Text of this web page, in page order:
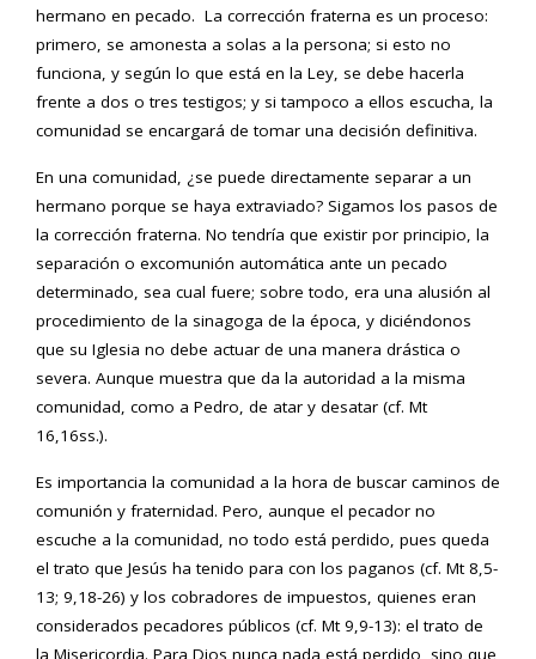
hermano en pecado. La corrección fraterna es un proceso:
primero, se amonesta a solas a la persona; si esto no
funciona, y según lo que está en la Ley, se debe hacerla
frente a dos o tres testigos; y si tampoco a ellos escucha, la
comunidad se encargará de tomar una decisión definitiva.
En una comunidad, ¿se puede directamente separar a un
hermano porque se haya extraviado? Sigamos los pasos de
la corrección fraterna. No tendría que existir por principio, la
separación o excomunión automática ante un pecado
determinado, sea cual fuere; sobre todo, era una alusión al
procedimiento de la sinagoga de la época, y diciéndonos
que su Iglesia no debe actuar de una manera drástica o
severa. Aunque muestra que da la autoridad a la misma
comunidad, como a Pedro, de atar y desatar (cf. Mt
16,16ss.).
Es importancia la comunidad a la hora de buscar caminos de
comunión y fraternidad. Pero, aunque el pecador no
escuche a la comunidad, no todo está perdido, pues queda
el trato que Jesús ha tenido para con los paganos (cf. Mt 8,5-
13; 9,18-26) y los cobradores de impuestos, quienes eran
considerados pecadores públicos (cf. Mt 9,9-13): el trato de
la Misericordia. Para Dios nunca nada está perdido, sino que